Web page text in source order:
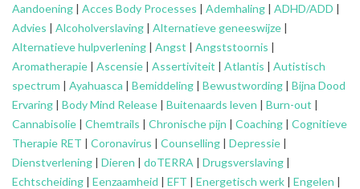
Aandoening | Acces Body Processes | Ademhaling | ADHD/ADD |
Advies | Alcoholverslaving | Alternatieve geneeswijze |
Alternatieve hulpverlening | Angst | Angststoornis |
Aromatherapie | Ascensie | Assertiviteit | Atlantis | Autistisch
spectrum | Ayahuasca | Bemiddeling | Bewustwording | Bijna Dood
Ervaring | Body Mind Release | Buitenaards leven | Burn-out |
Cannabisolie | Chemtrails | Chronische pijn | Coaching | Cognitieve
Therapie RET | Coronavirus | Counselling | Depressie |
Dienstverlening | Dieren | doTERRA | Drugsverslaving |
Echtscheiding | Eenzaamheid | EFT | Energetisch werk | Engelen |